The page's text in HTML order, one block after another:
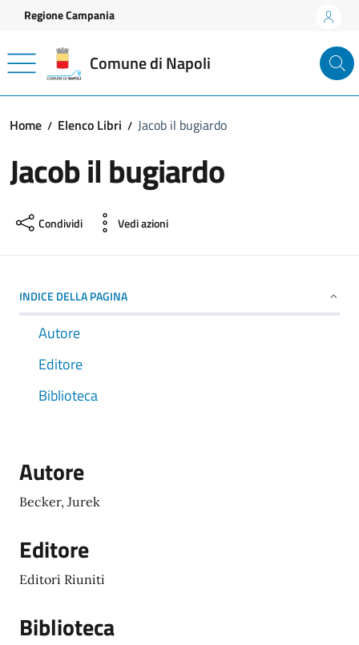
Vai ai contenuti
Vai al footer
Regione Campania
Comune di Napoli
Home Elenco Libri Jacob il bugiardo
Jacob il bugiardo
Condividi Vedi azioni
INDICE DELLA PAGINA
Autore
Editore
Biblioteca
Autore
Becker, Jurek
Editore
Editori Riuniti
Biblioteca